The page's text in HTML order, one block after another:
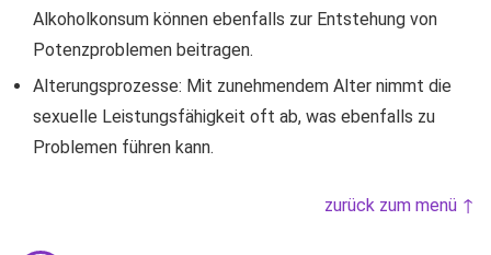
Alkoholkonsum können ebenfalls zur Entstehung von
Potenzproblemen beitragen.
Alterungsprozesse: Mit zunehmendem Alter nimmt die
sexuelle Leistungsfähigkeit oft ab, was ebenfalls zu
Problemen führen kann.
zurück zum menü ↑